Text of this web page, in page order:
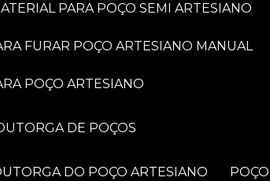
MATERIAL PARA POÇO SEMI ARTESIANO
FURAR POÇO ARTESIANO MANUAL
POÇO ARTESIANO
OUTORGA DE POÇOS
OUTORGA DO POÇO ARTESIANO